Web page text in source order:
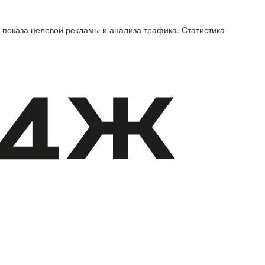
целевой рекламы и анализа трафика. Статистика